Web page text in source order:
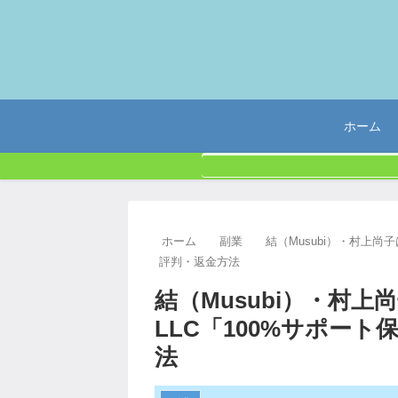
ホーム
ホーム 副業
結（Musubi）・村上尚
評判・返金方法
結（Musubi）・村上
LLC「100%サポート
法